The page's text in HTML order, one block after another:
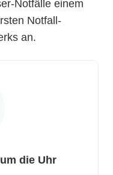
Notfälle einem
Notfall-
an.
die Uhr